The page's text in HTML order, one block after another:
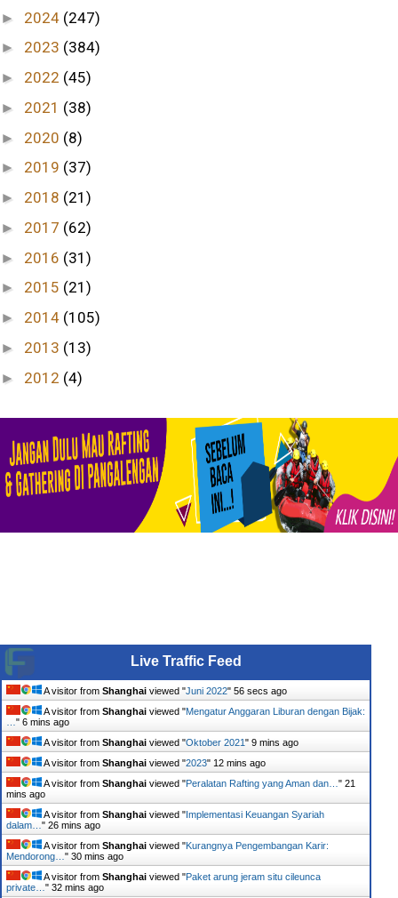
► 2024 (247)
► 2023 (384)
► 2022 (45)
► 2021 (38)
► 2020 (8)
► 2019 (37)
► 2018 (21)
► 2017 (62)
► 2016 (31)
► 2015 (21)
► 2014 (105)
► 2013 (13)
► 2012 (4)
Live Traffic Feed
A visitor from Shanghai viewed "Juni 2022" 57 secs ago
A visitor from Shanghai viewed "Mengatur Anggaran Liburan dengan Bijak:
" 6 mins ago
A visitor from Shanghai viewed "Oktober 2021 " 9 mins ago
A visitor from Shanghai viewed "2023" 12 mins ago
A visitor from Shanghai viewed "Peralatan Rafting yang Aman dan… " 21
mins ago
A visitor from Shanghai viewed " Implementasi Keuangan Syariah
dalam… " 26 mins ago
A visitor from Shanghai viewed "Kurangnya Pengembangan Karir:
Mendorong… " 30 mins ago
A visitor from Shanghai viewed "Paket arung jeram situ cileunca
private… " 32 mins ago